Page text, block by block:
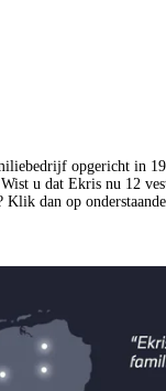
opgericht in
u dat Ekris nu 12
Klik dan op